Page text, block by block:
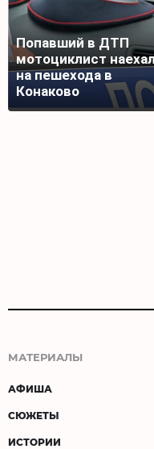
Попавший в ДТП
мотоциклист
на пешехода в
Конаково
МАТЕРИАЛЫ
АФИША
СЮЖЕТЫ
ИСТОРИИ